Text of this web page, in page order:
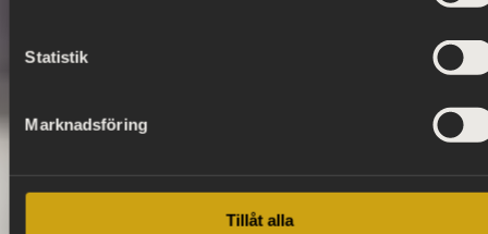
Statistik
Marknadsföring
Tillåt alla